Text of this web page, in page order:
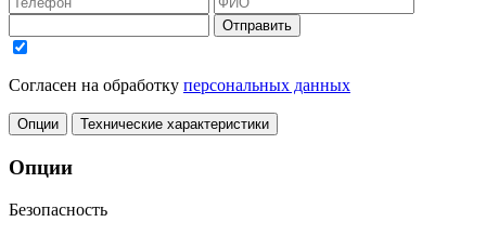
Отправить
Согласен на обработку персональных данных
Опции Технические характеристики
Опции
Безопасность